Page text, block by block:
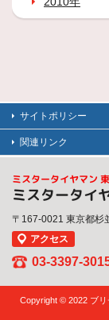
サイトポリシー
関連リンク
ミスタータイヤマン
ミスタータイ
〒167-0021 東京都杉
アクセス
03-3397-
Copyright © 2022 ブ